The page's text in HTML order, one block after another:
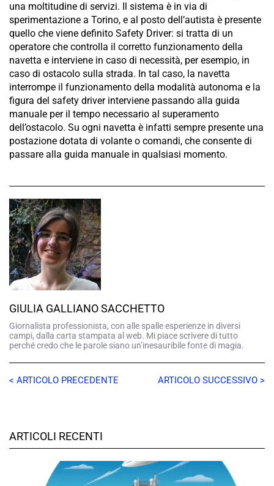
una moltitudine di servizi. Il sistema è in via di
sperimentazione a Torino, e al posto dell’autista è presente
quello che viene definito Safety Driver: si tratta di un
operatore che controlla il corretto funzionamento della
navetta e interviene in caso di necessità, per esempio, in
caso di ostacolo sulla strada. In tal caso, la navetta
interrompe il funzionamento della modalità autonoma e la
figura del safety driver interviene passando alla guida
manuale per il tempo necessario al superamento
dell’ostacolo. Su ogni navetta è infatti sempre presente una
postazione dotata di volante o comandi, che consente di
passare alla guida manuale in qualsiasi momento.
GIULIA GALLIANO SACCHETTO
Giornalista professionista, con alle spalle esperienze in diversi
campi, dalla carta stampata al web. Mi piace scrivere di tutto
perché credo che le parole siano un’inesauribile fonte di magia.
< ARTICOLO PRECEDENTE ARTICOLO SUCCESSIVO >
ARTICOLI RECENTI